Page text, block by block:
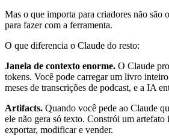
Mas o que importa para criadores não são
para fazer com a ferramenta.
O que diferencia o Claude do resto:
Janela de contexto enorme. O Claude
tokens. Você pode carregar um livro
meses de transcrições de podcast, e a IA
Artifacts. Quando você pede ao Claude
ele não gera só texto. Constrói um
exportar, modificar e vender.